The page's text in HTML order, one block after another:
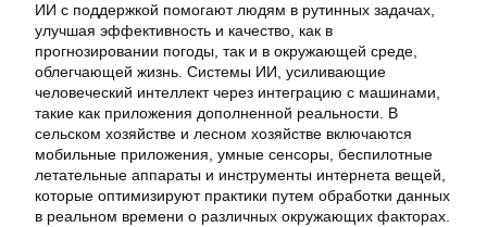
ИИ с поддержкой помогают людям в рутинных задачах,
улучшая эффективность и качество, как в
прогнозировании погоды, так и в окружающей среде,
облегчающей жизнь. Системы ИИ, усиливающие
человеческий интеллект через интеграцию с машинами,
такие как приложения дополненной реальности. В
сельском хозяйстве и лесном хозяйстве включаются
мобильные приложения, умные сенсоры, беспилотные
летательные аппараты и инструменты интернета вещей,
которые оптимизируют практики путем обработки данных
в реальном времени о различных окружающих факторах.